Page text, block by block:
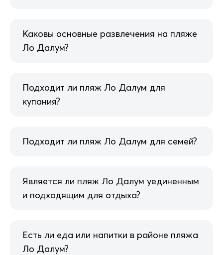
Каковы основные развлечения на пляже
Ло Далум?
Подходит ли пляж Ло Далум для
купания?
Подходит ли пляж Ло Далум для семей?
Является ли пляж Ло Далум уединенным
и подходящим для отдыха?
Есть ли еда или напитки в районе пляжа
Ло Далум?